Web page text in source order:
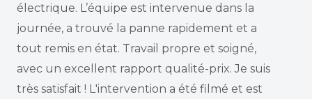
électrique. L’équipe est intervenue dans la
journée, a trouvé la panne rapidement et a
tout remis en état. Travail propre et soigné,
avec un excellent rapport qualité-prix. Je suis
très satisfait ! L'intervention a été filmé et est